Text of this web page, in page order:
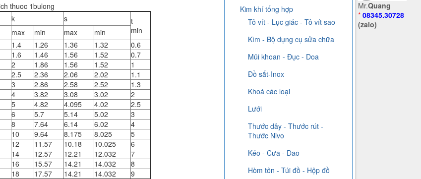
k s
t
min
max min max
min
1.4 1.26 1.36 1.32
0.6
1.6 1.46 1.56 1.52
0.7
2 1.86 1.56 1.52
1
2.5 2.36 2.06 2.02
1.1
3 2.86 2.58 2.52
1.3
4 3.82 3.08 3.02
2
5 4.82 4.095 4.02
2.5
6 5.7 5.14 5.02
3
8 7.64 6.14 6.02
4
10 9.64 8.175 8.025
5
12 11.57 10.18 10.025
6
14 12.57 12.21 12.032
7
16 15.57 14.21 14.032
8
18 17.57 14.21 14.032
9
Kim khí tổng hợp
Tô vít - Lục giác - Tô vít sao
Kìm - Bộ dụng cụ sửa chữa
Mũi khoan - Đục - Doa
Đồ sắt-Inox
Khoá các loại
Lưới
Thước dây - Thước rút -
Thước Nivo
Kéo - Cưa - Dao
Hòm tôn - Túi đồ - Hộp đồ
Mr.Quang
* 08345.30728
(zalo)